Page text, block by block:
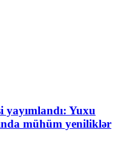
yayımlandı: Yuxu
mühüm yeniliklər